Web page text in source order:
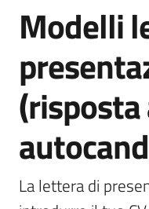
Avvisi
Atti
amministrativi
Agenzia
Modelli
La lettera di